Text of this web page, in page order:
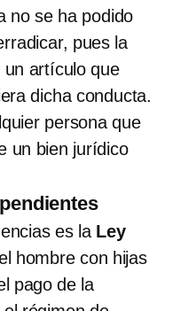
no se ha podido
pues la
un artículo que
dicha conducta.
persona que
un bien jurídico
es la Ley
hombre con hijas
pago de la